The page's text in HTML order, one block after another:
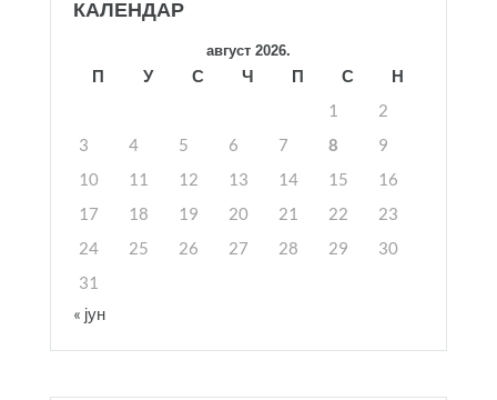
КАЛЕНДАР
август 2026.
П У С Ч П С
Н
1
2
3
4 5 6 7 8
9
10
11 12 13 14 15
16
17
18 19 20 21 22
23
24
25 26 27 28 29
30
31
« јун